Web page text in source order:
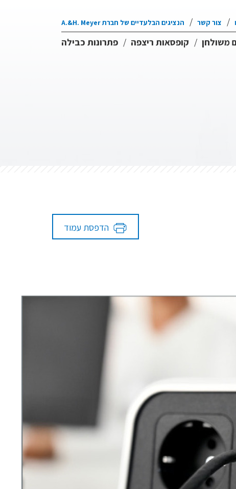
צור קשר הנציגים הבלעדיים של חברת A.&H. Meyer
משולחן קופסאות ריצפה פתרונות כבילה
הדפסת עמוד